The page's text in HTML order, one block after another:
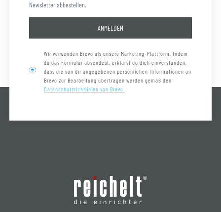
Newsletter abbestellen.
ANMELDEN
Wir verwenden Brevo als unsere Marketing-Plattform. Indem
du das Formular absendest, erklärst du dich einverstanden,
dass die von dir angegebenen persönlichen Informationen an
Brevo zur Bearbeitung übertragen werden gemäß den
Datenschutzrichtlinien von Brevo.